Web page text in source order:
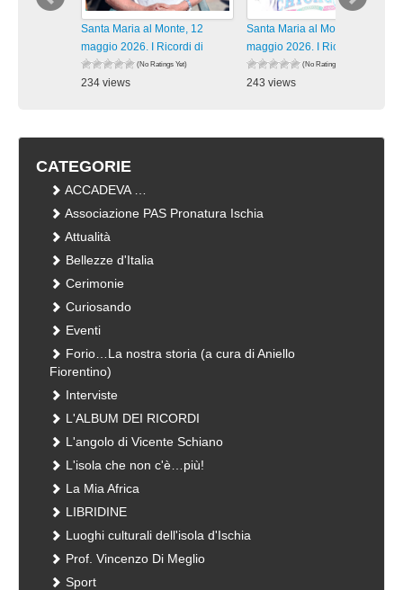
Santa Maria al Monte, 12
maggio 2026. I Ricordi di
(No Ratings Yet)
234 views
Santa Maria al Monte, 12
maggio 2026. I Ricordi di
(No Ratings Yet)
243 views
CATEGORIE
ACCADEVA …
Associazione PAS Pronatura Ischia
Attualità
Bellezze d'Italia
Cerimonie
Curiosando
Eventi
Forio…La nostra storia (a cura di Aniello
Fiorentino)
Interviste
L'ALBUM DEI RICORDI
L'angolo di Vicente Schiano
L'isola che non c'è…più!
La Mia Africa
LIBRIDINE
Luoghi culturali dell'isola d'Ischia
Prof. Vincenzo Di Meglio
Sport